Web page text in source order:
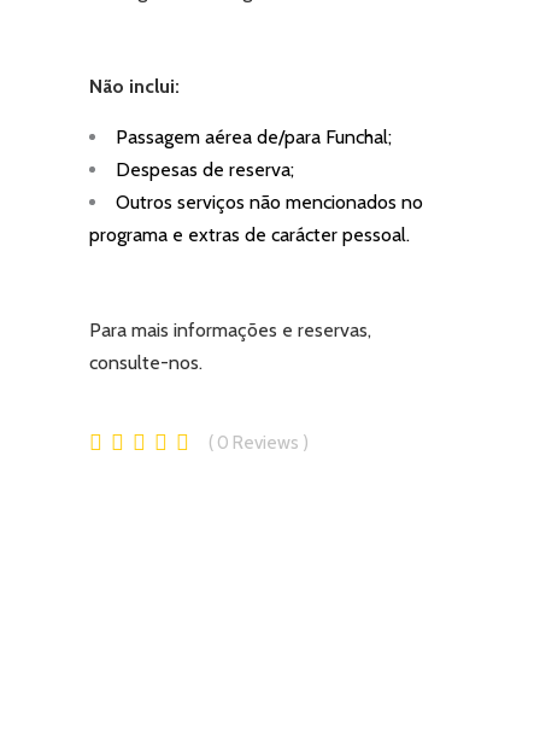
Não inclui:
Passagem aérea de/para Funchal;
Despesas de reserva;
Outros serviços não mencionados no
programa e extras de carácter pessoal.
Para mais informações e reservas,
consulte-nos.
0 Reviews